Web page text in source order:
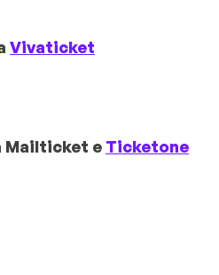
Vivaticket
Mailticket e Ticketone